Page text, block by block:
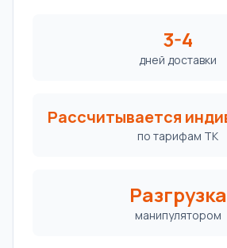
3-4
дней доставки
Рассчитывается
по тарифам ТК
Разгрузка
манипулятором